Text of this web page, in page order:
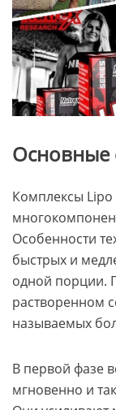
Основные
Комплексы
Особенности
быстрых и
одной порции.
растворенном
называемых
В первой фазе
мгновенно и